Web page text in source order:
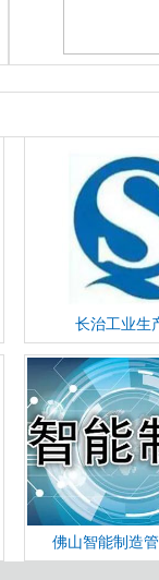
长治工业生
佛山智能制造